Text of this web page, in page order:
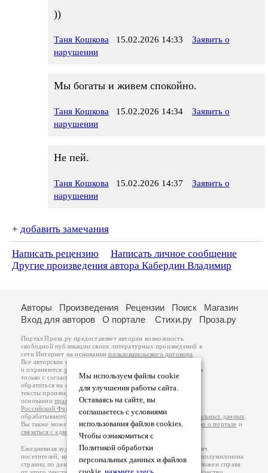
))
Таня Кошкова 15.02.2026 14:33
Заявить о
нарушении
Мы богаты и живем спокойно.
Таня Кошкова 15.02.2026 14:34
Заявить о
нарушении
Не пей.
Таня Кошкова 15.02.2026 14:37
Заявить о
нарушении
+ добавить замечания
Написать рецензию
Написать личное сообщение
Другие произведения автора Кабердин Владимир
Мы используем файлы cookie
для улучшения работы сайта.
Оставаясь на сайте, вы
соглашаетесь с условиями
использования файлов cookies.
Чтобы ознакомиться с
Политикой обработки
персональных данных и файлов
Авторы Произведения Рецензии Поиск
Магазин
Вход для авторов
О портале Стихи.ру Проза.ру
Портал Проза.ру предоставляет авторам возможность
свободной публикации своих литературных произведений в
сети Интернет на основаниипользовательского договора
Все авторские права на произведения принадлежат авторам
и охраняются законом
. Перепечатка произведений возможна
только с согласия его автора, к которому вы можете
обратиться на его авторской странице. Ответственность за
тексты произведений авторы несут самостоятельно на
основанииправил публикацииизаконодательства
Российской Федерации
обрабатываются на основанииПолитики обработки персональных данных
Вы также можете посмотреть более подробнуюинформацию о портале и
связаться с администрацией
Ежедневная аудитория портала Проза.ру – порядка 100 тысяч
посетителей, которые в общей сумме просматривают более полумиллиона
страниц по данным счетчика посещаемости, который расположен справа